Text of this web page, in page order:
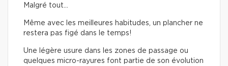
Malgré tout…
Même avec les meilleures habitudes, un plancher ne
restera pas figé dans le temps!
Une légère usure dans les zones de passage ou
quelques micro-rayures font partie de son évolution